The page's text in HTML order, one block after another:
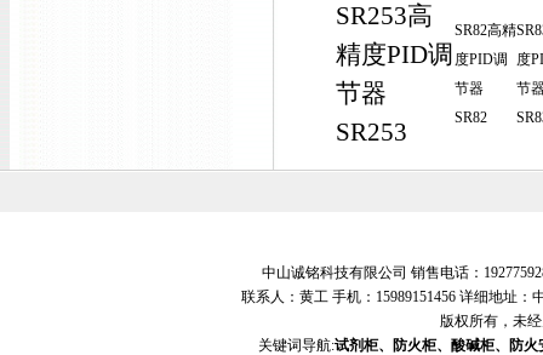
SR253高
精度PID调
节器
SR253
SR82高精
度PID调
节器
SR82
度
节
中山诚铭科技有限公司 销售电话：
联系人：黄工 手机：15989151456 详细地址
版权所有，未
关键词导航:试剂柜、防火柜、酸碱柜、防